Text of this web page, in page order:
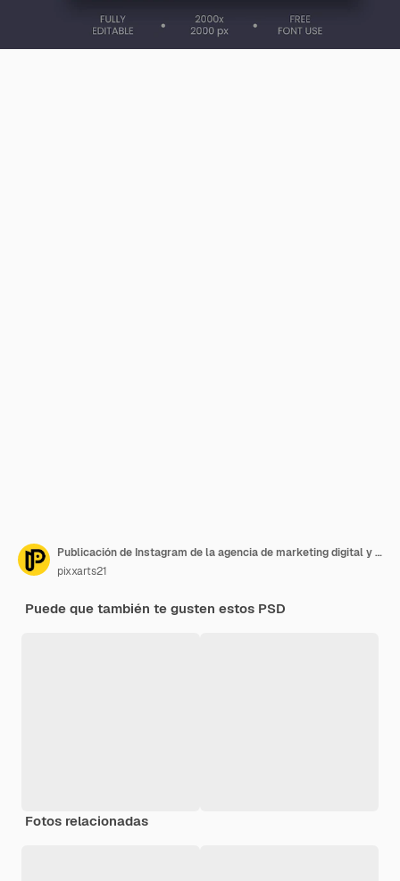
Publicación de Instagram de la agencia de marketing digital y plantilla de banner de redes sociales
pixxarts21
Puede que también te gusten estos PSD
Fotos relacionadas